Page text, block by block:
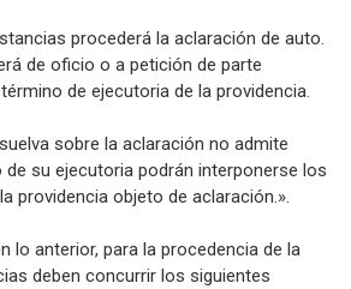
procederá la aclaración de auto.
de oficio o a petición de parte
de ejecutoria de la providencia.
sobre la aclaración no admite
su ejecutoria podrán interponerse los
providencia objeto de aclaración.».
lo anterior, para la procedencia de la
deben concurrir los siguientes